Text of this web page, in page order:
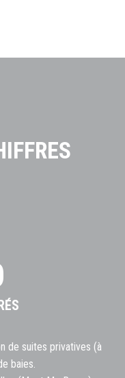
de suites privatives (à
baies.